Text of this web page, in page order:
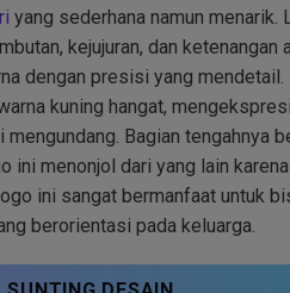
yang sederhana namun menarik.
kejujuran, dan ketenangan
dengan presisi yang mendetail.
kuning hangat,
Bagian tengahnya
ini menonjol dari yang lain
ini sangat bermanfaat untuk
berorientasi pada keluarga.